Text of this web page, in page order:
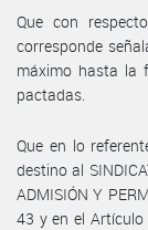
Que con
corresponde
máximo hasta la
pactadas.
Que en lo
destino al
ADMISIÓN Y
43 y en el Artículo